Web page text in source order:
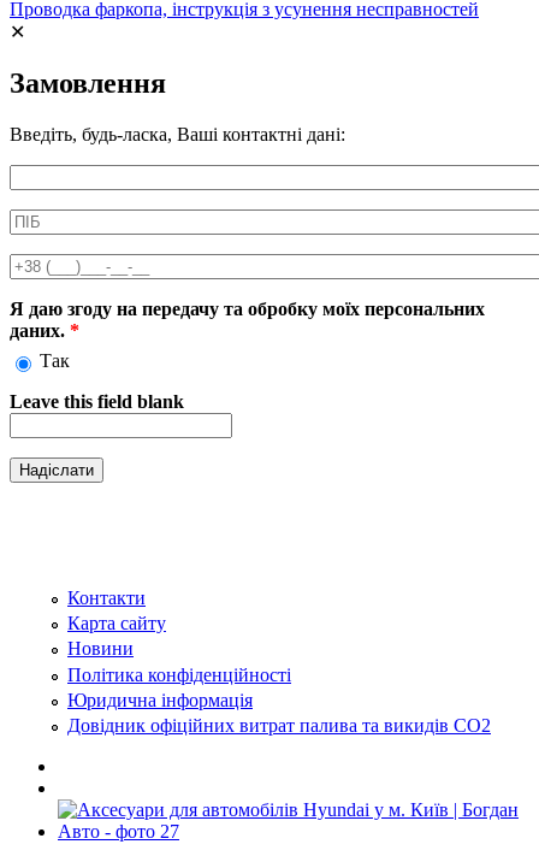
Проводка фаркопа, інструкція з усунення несправностей
✕
Замовлення
Введіть, будь-ласка, Ваші контактні дані:
ПІБ
Телефон
Я даю згоду на передачу та обробку моїх персональних
даних. *
Так
Leave this field blank
Контакти
Карта сайту
Новини
Політика конфіденційності
Юридична інформація
Довідник офіційних витрат палива та викидів СО2